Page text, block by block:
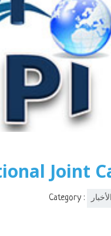
Joint
Category : الأخبار